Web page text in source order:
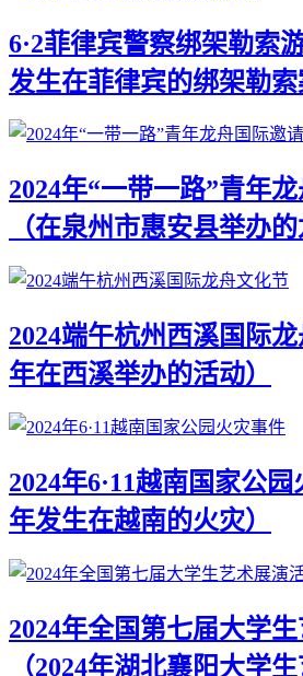
6·2菲律宾警察绑架勒索
发生在菲律宾的绑架勒索
2024年“一带一路”青年
（在泉州市惠安县举办的
2024端午杭州西溪国际
年在西溪举办的活动）
2024年6·11越南国家公
年发生在越南的火灾）
2024年全国第七届大学
（2024年湖北襄阳大学